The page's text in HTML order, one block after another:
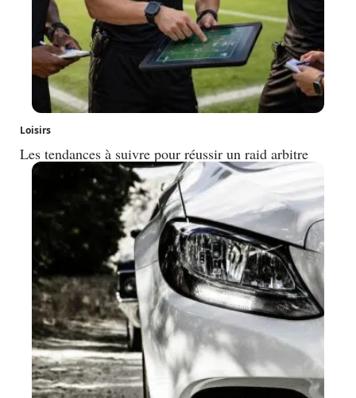
Loisirs
Les tendances à suivre pour réussir un raid arbitre